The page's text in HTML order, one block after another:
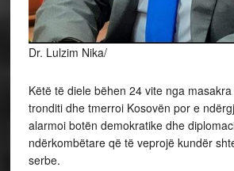
Dr. Lulzim Nika/
Këtë të diele bëhen 24 vite nga
tronditi dhe tmerroi Kosovën por e
alarmoi botën demokratike dhe
ndërkombëtare që të veprojë kundër
serbe.